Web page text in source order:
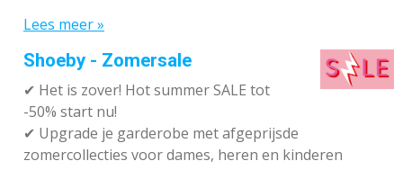
Lees meer »
Shoeby - Zomersale
✔ Het is zover! Hot summer SALE tot
-50% start nu!
✔ Upgrade je garderobe met afgeprijsde
zomercollecties voor dames, heren en kinderen